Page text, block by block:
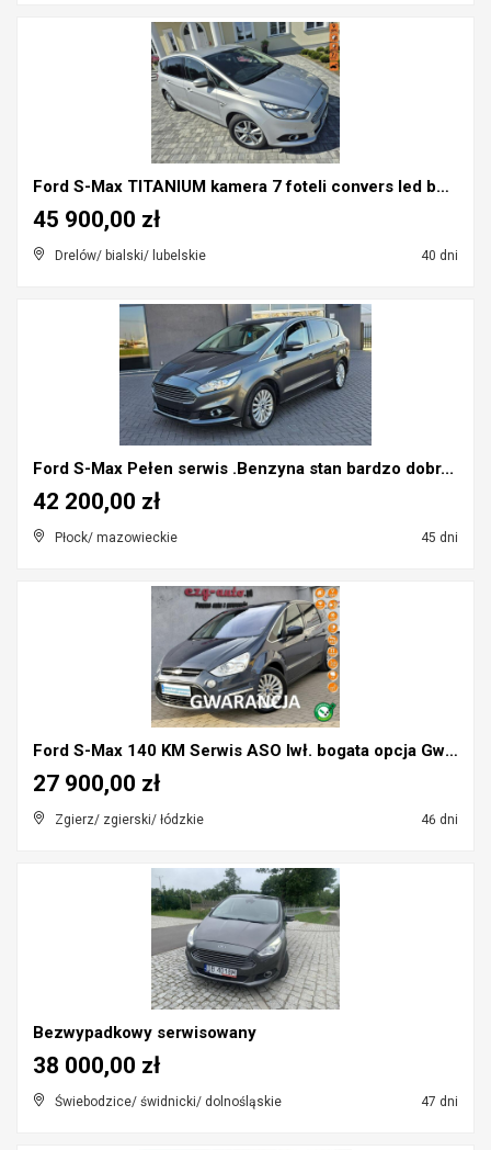
Ford S-Max TITANIUM kamera 7 foteli convers led be...
Drelów/ bialski/ lubelskie 40 dni
45 900,00 zł
Ford S-Max Pełen serwis .Benzyna stan bardzo dobr...
Płock/ mazowieckie 45 dni
42 200,00 zł
Ford S-Max 140 KM Serwis ASO Iwł. bogata opcja Gwa...
Zgierz/ zgierski/ łódzkie 46 dni
27 900,00 zł
Bezwypadkowy serwisowany
Świebodzice/ świdnicki/ dolnośląskie 47 dni
38 000,00 zł